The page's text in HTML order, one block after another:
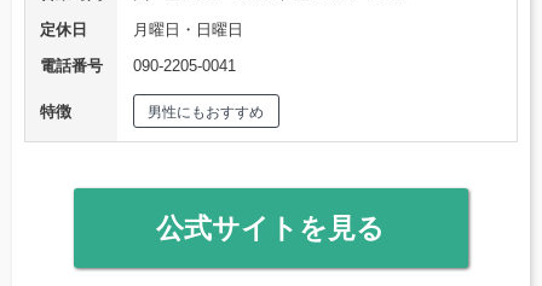
定休日
月曜日・日曜日
電話番号
090-2205-0041
特徴 男性にもおすすめ
公式サイトを見る